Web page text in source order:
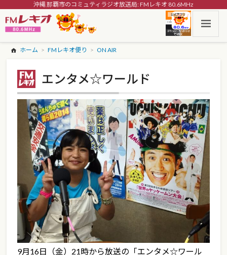
沖縄 那覇市のコミュティラジオ放送局: FMレキオ 80.6MHz
ホーム FMレキオ便り ON AIR
エンタメ☆ワールド
9月16日（金）21時から放送の「エンタメ☆ワール